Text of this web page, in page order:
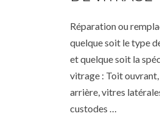
Réparation ou
quelque soit le type
et quelque soit la
vitrage : Toit
arrière, vitres
custodes …